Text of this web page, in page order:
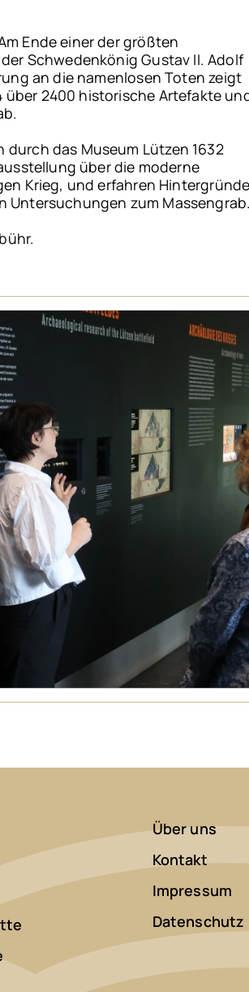
Ende einer der größten
Schwedenkönig Gustav II. Adolf
an die namenlosen Toten zeigt
über 2400 historische Artefakte
das Museum Lützen 1632
über die moderne
Krieg, und erfahren Hintergründe
zum Massengrab.
Über uns
Kontakt
Impressum
Datenschutz